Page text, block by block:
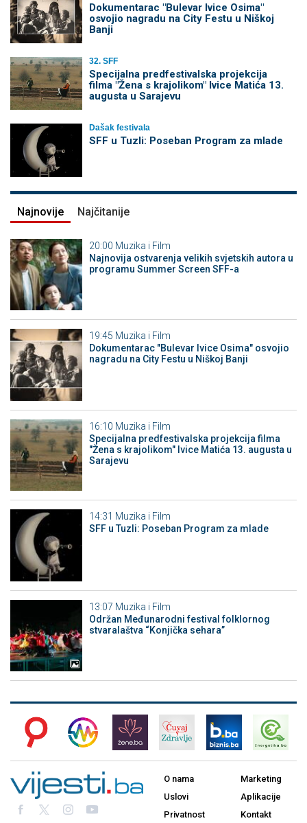
Dokumentarac "Bulevar Ivice Osima"
osvojio nagradu na City Festu u Niškoj
Banji
32. SFF
Specijalna predfestivalska projekcija
filma "Žena s krajolikom" Ivice Matića 13.
augusta u Sarajevu
Dašak festivala
SFF u Tuzli: Poseban Program za mlade
Najnovije Najčitanije
20:00 Muzika i Film
Najnovija ostvarenja velikih svjetskih autora u
programu Summer Screen SFF-a
19:45 Muzika i Film
Dokumentarac "Bulevar Ivice Osima" osvojio
nagradu na City Festu u Niškoj Banji
16:10 Muzika i Film
Specijalna predfestivalska projekcija filma
"Žena s krajolikom" Ivice Matića 13. augusta u
Sarajevu
14:31 Muzika i Film
SFF u Tuzli: Poseban Program za mlade
13:07 Muzika i Film
Održan Međunarodni festival folklornog
stvaralaštva “Konjička sehara”
O nama
Uslovi
Privatnost
Marketing
Aplikacije
Kontakt